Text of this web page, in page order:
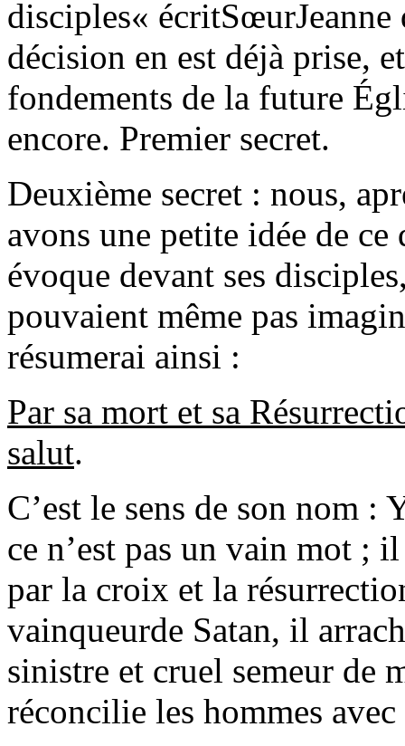
disciples» écritSœurJeanne
décision en est déjà prise,
fondements de la future
encore. Premier secret.
Deuxième secret : nous,
avons une petite idée de
évoque devant ses
pouvaient même pas
résumerai ainsi :
Par sa mort et sa
salut.
C’est le sens de son nom :
ce n’est pas un vain mot ;
par la croix et la
vainqueurde Satan, il
sinistre et cruel semeur de
réconcilie les hommes